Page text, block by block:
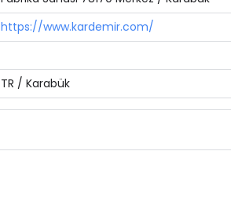
https://www.kardemir.com/
TR / Karabük